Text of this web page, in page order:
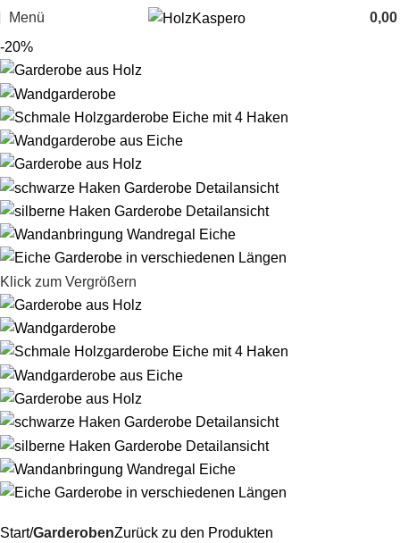
Menü
0,00
-20%
Klick zum Vergrößern
Start GarderobenZurück zu den Produkten